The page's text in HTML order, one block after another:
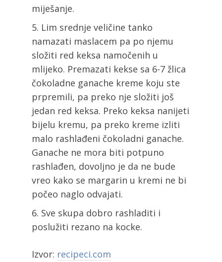
miješanje.
Lim srednje veličine tanko
namazati maslacem pa po njemu
složiti red keksa namočenih u
mlijeko. Premazati kekse sa 6-7 žlica
čokoladne ganache kreme koju ste
prpremili, pa preko nje složiti još
jedan red keksa. Preko keksa nanijeti
bijelu kremu, pa preko kreme izliti
malo rashlađeni čokoladni ganache.
Ganache ne mora biti potpuno
rashlađen, dovoljno je da ne bude
vreo kako se margarin u kremi ne bi
počeo naglo odvajati.
Sve skupa dobro rashladiti i
poslužiti rezano na kocke.
Izvor: recipeci.com